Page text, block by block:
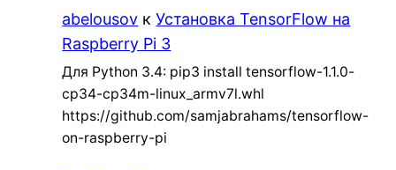
abelousov кУстановка TensorFlow на
Raspberry Pi 3
Для Python 3.4: pip3 install tensorflow-1.1.0-
cp34-cp34m-linux_armv7l.whl
https://github.com/samjabrahams/tensorflow-
on-raspberry-pi